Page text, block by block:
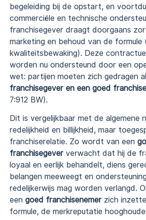
begeleiding bij de opstart, en
commerciële en technische
franchisegever draagt doorgaans
marketing en behoud van de formule
kwaliteitsbewaking). Deze
worden nu ondersteund door een
wet: partijen moeten zich gedragen
franchisegever en een goed
7:912 BW).
Dit is vergelijkbaar met de algemene
redelijkheid en billijkheid, maar
franchiserelatie. Zo wordt van een
franchisegever verwacht dat hij de
loyaal en eerlijk behandelt, diens
belangen meeweegt en
redelijkerwijs mag worden verlangd.
een goed franchisenemer zich
formule, de merkreputatie